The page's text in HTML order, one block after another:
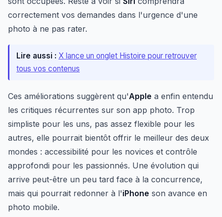
correctement vos demandes dans l'urgence d'une
photo à ne pas rater.
Lire aussi : X lance un onglet Histoire pour retrouver
tous vos contenus
Ces améliorations suggèrent qu'Apple a enfin entendu
les critiques récurrentes sur son app photo. Trop
simpliste pour les uns, pas assez flexible pour les
autres, elle pourrait bientôt offrir le meilleur des deux
mondes : accessibilité pour les novices et contrôle
approfondi pour les passionnés. Une évolution qui
arrive peut-être un peu tard face à la concurrence,
mais qui pourrait redonner à l'iPhone son avance en
photo mobile.